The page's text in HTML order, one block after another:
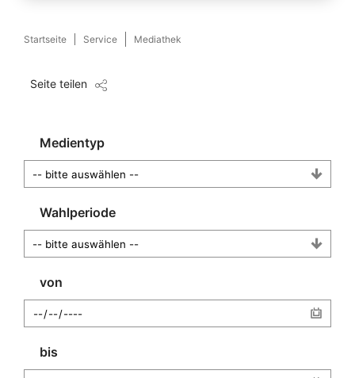
Startseite Service Mediathek
Seite teilen
Medientyp
Wahlperiode
von
bis